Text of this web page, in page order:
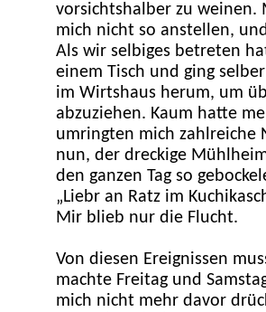
vorsichtshalber zu
mich nicht so anstellen,
Als wir selbiges betreten
einem Tisch und ging
im Wirtshaus herum, um
abzuziehen. Kaum hatte
umringten mich zahlreiche
nun, der dreckige
den ganzen Tag so
„Liebr an Ratz im
Mir blieb nur die Flucht.
Von diesen Ereignissen
machte Freitag und
mich nicht mehr davor